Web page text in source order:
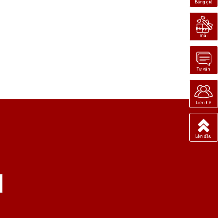
Bảng giá
Khuyến
mãi
Tư vấn
Liên hệ
Lên đầu